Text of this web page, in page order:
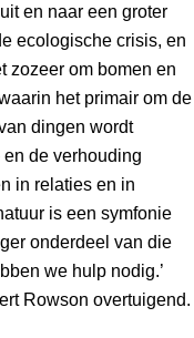
en naar een groter
ecologische crisis, en
zozeer om bomen en
het primair om de
dingen wordt
de verhouding
in relaties en in
is een symfonie
onderdeel van die
we hulp nodig.’
Rowson overtuigend.